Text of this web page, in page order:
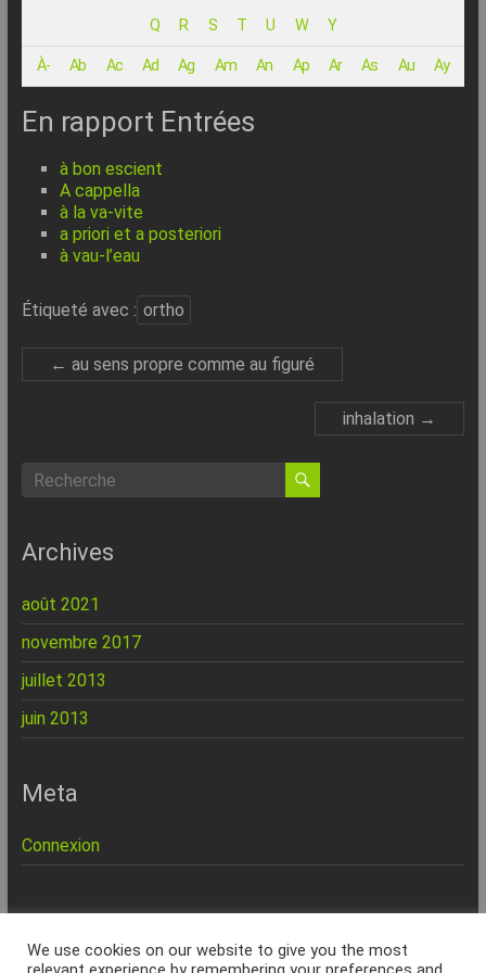
Internet
Expliquée
Simplement
Q R S T U W Y
À- Ab Ac Ad Ag Am An Ap Ar As Au Ay
En rapport Entrées
à bon escient
A cappella
à la va-vite
a priori et a posteriori
à vau-l’eau
Étiqueté avec : ortho
← au sens propre comme au figuré
inhalation →
Archives
août 2021
novembre 2017
juillet 2013
juin 2013
Meta
Connexion
Marseille
We use cookies on our website to give you the most